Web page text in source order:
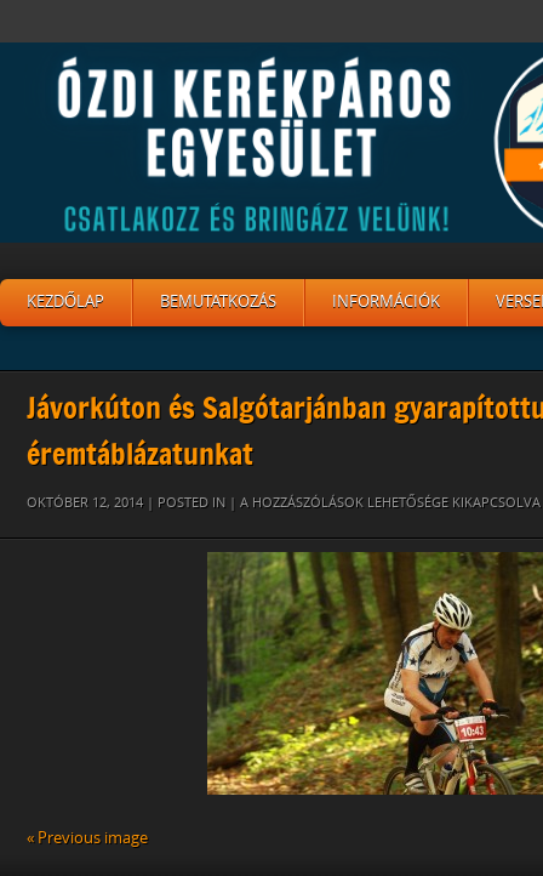
KEZDŐLAP BEMUTATKOZÁS INFORMÁCIÓK
Jávorkúton és Salgótarjánban
éremtáblázatunkat
OKTÓBER 12, 2014 | POSTED IN | 10
A HOZZÁSZÓLÁSOK LEHETŐSÉGE KIKAPCSOLVA
« Previous image